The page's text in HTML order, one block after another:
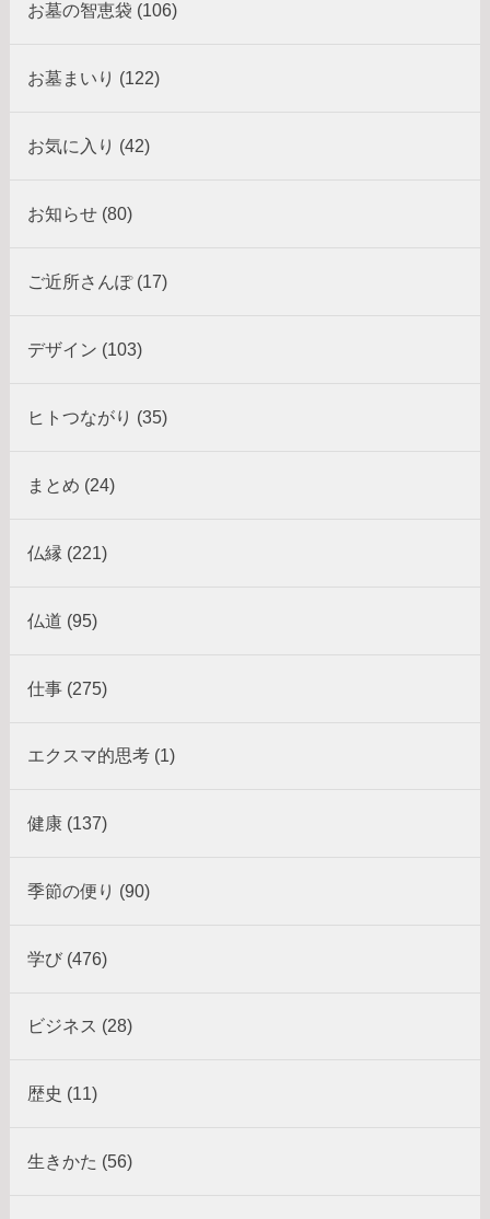
お墓の智恵袋 (106)
お墓まいり (122)
お気に入り (42)
お知らせ (80)
ご近所さんぽ (17)
デザイン (103)
ヒトつながり (35)
まとめ (24)
仏縁 (221)
仏道 (95)
仕事 (275)
エクスマ的思考 (1)
健康 (137)
季節の便り (90)
学び (476)
ビジネス (28)
歴史 (11)
生きかた (56)